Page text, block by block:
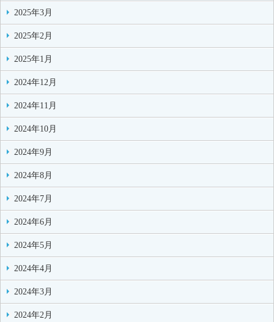
2025年3月
2025年2月
2025年1月
2024年12月
2024年11月
2024年10月
2024年9月
2024年8月
2024年7月
2024年6月
2024年5月
2024年4月
2024年3月
2024年2月